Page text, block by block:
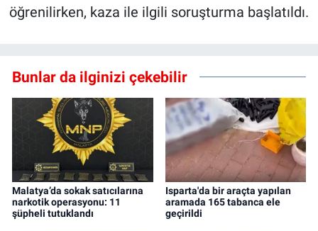
öğrenilirken, kaza ile ilgili soruşturma başlatıldı.
Bunlar da ilginizi çekebilir
Malatya’da sokak satıcılarına
narkotik operasyonu: 11
şüpheli tutuklandı
Isparta'da bir araçta yapılan
aramada 165 tabanca ele
geçirildi